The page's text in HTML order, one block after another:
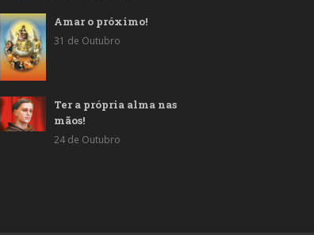
Amar o próximo!
31 de Outubro
Ter a própria alma nas
mãos!
24 de Outubro